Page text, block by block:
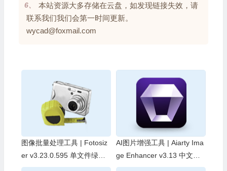
6、
本站资源大多存储在云盘，如发现链接失效，请
联系我们我们会第一时间更新。
wycad@foxmail.com
图像批量处理工具 | Fotosiz
er v3.23.0.595 单文件绿色
版
AI图片增强工具 | Aiarty Ima
ge Enhancer v3.13 中文破
解版 & 中文绿色版